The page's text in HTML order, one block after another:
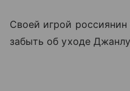
Своей игрой
забыть об уходе